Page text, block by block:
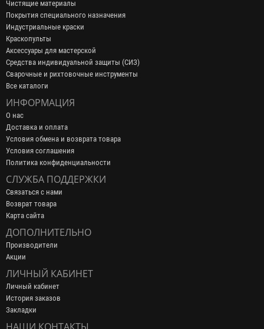
Чистящие материалы
Покрытия специального назначения
Индустриальные краски
Краскопульты
Аксессуары для мастерской
Средства индивидуальной защиты (СИЗ)
Сварочные и рихтовочные инструменты
Все каталоги
ИНФОРМАЦИЯ
О нас
Доставка и оплата
Условия обмена и возврата товара
Условия соглашения
Политика конфиденциальности
СЛУЖБА ПОДДЕРЖКИ
Связаться с нами
Возврат товара
Карта сайта
ДОПОЛНИТЕЛЬНО
Производители
Акции
ЛИЧНЫЙ КАБИНЕТ
Личный кабинет
История заказов
Закладки